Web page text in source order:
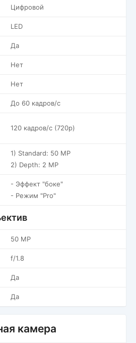
Цифровой
LED
Да
Нет
Нет
До 60 кадров/c
120 кадров/c (720p)
1) Standard: 50 MP
2) Depth: 2 MP
- Эффект "боке"
- Режим "Pro"
50 MP
f/1.8
Да
Да
камера